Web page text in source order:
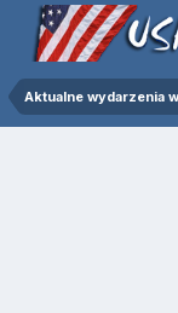
Aktualne wydarzenia